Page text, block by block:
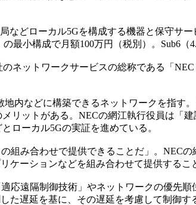
どローカル5Gを構成する機器と保守サ
最小構成で月額100万円（税別）。Sub6（
ットワークサービスの総称である「
内などに構築できるネットワークを指す
リットがある。NECの網江執行役員は「
ローカル5Gの実証を進めている。
み合わせで提供できることだ」。NEC
ケーションなどを組み合わせて提供する
遠隔制御技術」やネットワークの優先
た遅延を基に、その遅延を考慮して制御